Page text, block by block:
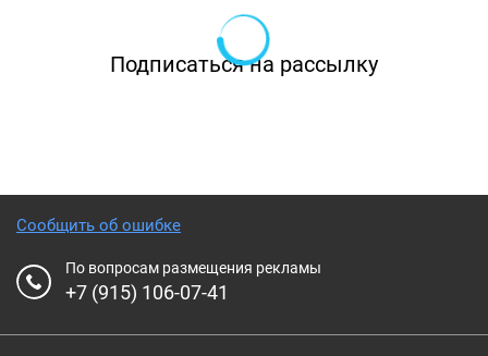
Подписаться на рассылку
Сообщить об ошибке
По вопросам размещения рекламы
+7 (915) 106-07-41